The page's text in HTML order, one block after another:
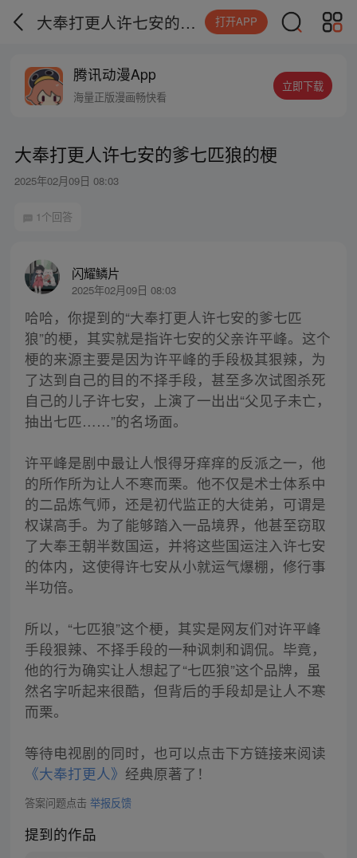
大奉打更人许七安的爹七匹狼的梗 打开APP
腾讯动漫App
海量正版漫画畅快看
立即下载
大奉打更人许七安的爹七匹狼的梗
2025年02月09日 08:03
1个回答
闪耀鳞片
2025年02月09日 08:03
哈哈，你提到的“大奉打更人许七安的爹七匹
狼”的梗，其实就是指许七安的父亲许平峰。这个
梗的来源主要是因为许平峰的手段极其狠辣，为
了达到自己的目的不择手段，甚至多次试图杀死
自己的儿子许七安，上演了一出出“父见子未亡，
抽出七匹……”的名场面。
许平峰是剧中最让人恨得牙痒痒的反派之一，他
的所作所为让人不寒而栗。他不仅是术士体系中
的二品炼气师，还是初代监正的大徒弟，可谓是
权谋高手。为了能够踏入一品境界，他甚至窃取
了大奉王朝半数国运，并将这些国运注入许七安
的体内，这使得许七安从小就运气爆棚，修行事
半功倍。
所以，“七匹狼”这个梗，其实是网友们对许平峰
手段狠辣、不择手段的一种讽刺和调侃。毕竟，
他的行为确实让人想起了“七匹狼”这个品牌，虽
然名字听起来很酷，但背后的手段却是让人不寒
而栗。
等待电视剧的同时，也可以点击下方链接来阅读
《大奉打更人》 经典原著了！
答案问题点击 举报反馈
提到的作品